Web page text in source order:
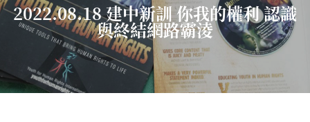
2022.08.18 建中新訓 你我的權利 認識
與終結網路霸淩